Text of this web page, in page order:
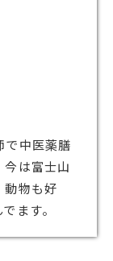
で中医薬膳
は富士山
動物も好
ます。